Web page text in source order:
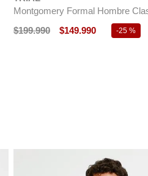
Montgomery Formal Hombre
$199.990 $149.990 -25 %